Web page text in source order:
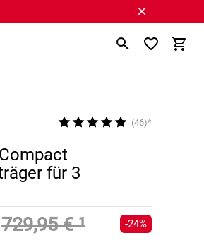
(46)*
für 3
729,95 €¹ -24%